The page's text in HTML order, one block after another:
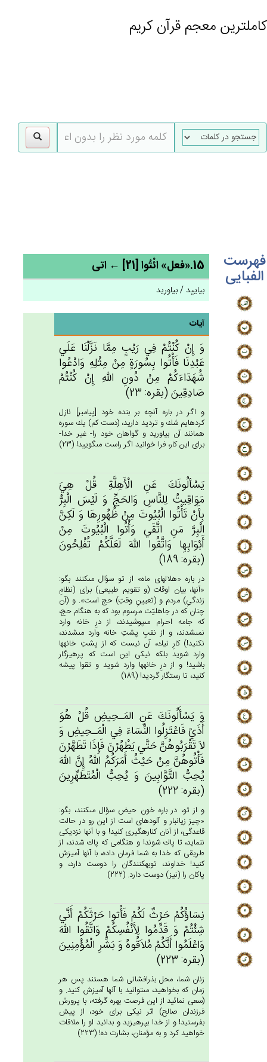
کاملترین معجم قرآن کریم
فهرست
الفبایی 15.«فعل» ائْتُوا [21] ← اتی
بیایید / بیاورید
آیات
وَ إِن‌ْ كُنْتُم‌ْ فِي‌ رَيْب‌ٍ مِمَّا نَزَّلْنَا عَلَي‌
عَبْدِنَا فَأْتُوا بِسُورَة‌ٍ مِنْ‌ مِثْلِه‌ِ وَادْعُوا
شُهَدَاءَكُم‌ْ مِن‌ْ دُون‌ِ الله‌ِ إِن‌ْ كُنْتُم‌ْ
صَادِقِين‌َ (بقره: 23)
و اگر در باره آنچه بر بنده خود [پيامبر] نازل
كرده‏ايم شك و ترديد داريد، (دست كم) يك سوره
همانند آن بياوريد و گواهان خود را- غير خدا-
براى اين كار، فرا خوانيد اگر راست مى‏گوييد! (23)
يَسْألُونَك‌َ عَن‌ِ الْأَهِلَّة‌ِ قُل‌ْ هِي‌َ
مَوَاقِيت‌ُ لِلنَّاس‌ِ وَالحَج‌ِّ وَ لَيْس‌َ الْبِرُّ
بِأَنْ‌ تَأْتُوا الْبُيُوت‌َ مِن‌ْ ظُهُورِهَا وَ لَكِنَّ‌
الْبِرَّ مَن‌ِ اتَّقَي‌ وَأْتُوا الْبُيُوت‌َ مِنْ‌
أَبْوَابِهِا وَاتَّقُوا الله‌َ لَعَلَّكُم‌ْ تُفْلِحُون‌َ
(بقره: 189)
در باره «هلالهاى ماه» از تو سؤال مى‏كنند بگو:
«آنها، بيان اوقات (و تقويم طبيعى) براى (نظامِ
زندگىِ) مردم و (تعيينِ وقتِ) حج است». و (آن
چنان كه در جاهليّت مرسوم بود كه به هنگام حج،
كه جامه احرام مى‏پوشيدند، از درِ خانه وارد
نمى‏شدند، و از نقبِ پشتِ خانه وارد مى‏شدند،
نكنيد!) كارِ نيك، آن نيست كه از پشتِ خانه‏ها
وارد شويد بلكه نيكى اين است كه پرهيزگار
باشيد! و از درِ خانه‏ها وارد شويد و تقوا پيشه
كنيد، تا رستگار گرديد! (189)
وَ يَسْأَلُونَك‌َ عَن‌ِ المَـحِيض‌ِ قُل‌ْ هُوَ
أَذَي‌ً فَاعْتَزِلُوا النِّسَاءَ فِي‌ الْمَـحِيض‌ِ وَ
لاَ تَقْرَبُوهُن‌َّ حَتَّي‌ يَطْهُرْن‌َ فَإِذَا تَطَهَّرْن‌َ
فَأْتُوهُن‌َّ مِن‌ْ حَيْث‌ُ أَمَرَكُم‌ُ الله‌ُ إِن‌َّ الله‌َ
يُحِب‌ُّ التَّوَّابِين‌َ وَ يُحِب‌ُّ الْمُتَطَهِّرِين‌َ
(بقره: 222)
و از تو، در باره خون حيض سؤال مى‏كنند، بگو:
«چيز زيانبار و آلوده‏اى است از اين رو در حالت
قاعدگى، از آنان كناره‏گيرى كنيد! و با آنها نزديكى
ننمايد، تا پاك شوند! و هنگامى كه پاك شدند، از
طريقى كه خدا به شما فرمان داده، با آنها آميزش
كنيد! خداوند، توبه‏كنندگان را دوست دارد، و
پاكان را (نيز) دوست دارد. (222)
نِسَاؤُكُم‌ْ حَرْث‌ٌ لَكُم‌ْ فَأْتوا حَرْثَكُم‌ْ أَنَّي‌
شِئْتُم‌ْ وَ قَدِّمُوا لِأَنْفُسِكُم‌ْ وَاتَّقُوا الله‌َ
وَاعْلَمُوا أَنَّكُم‌ْ مُلاَقُوه‌ُ وَ بَشِّرِ الْمُؤْمِنِين‌َ
(بقره: 223)
زنان شما، محل بذرافشانى شما هستند پس هر
زمان كه بخواهيد، مى‏توانيد با آنها آميزش كنيد. و
(سعى نمائيد از اين فرصت بهره گرفته، با پرورش
فرزندان صالح) اثر نيكى براى خود، از پيش
بفرستيد! و از خدا بپرهيزيد و بدانيد او را ملاقات
خواهيد كرد و به مؤمنان، بشارت ده! (223)